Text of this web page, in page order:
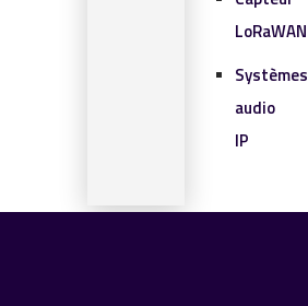
LoRaWAN
Systèmes
audio
IP